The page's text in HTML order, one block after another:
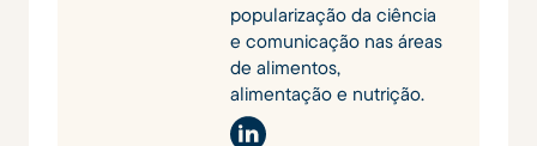
popularização da ciência
e comunicação nas áreas
de alimentos,
alimentação e nutrição.